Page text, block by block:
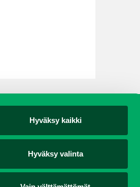
Hyväksy kaikki
Hyväksy valinta